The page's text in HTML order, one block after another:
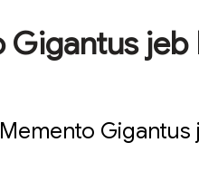
Gigantus jeb